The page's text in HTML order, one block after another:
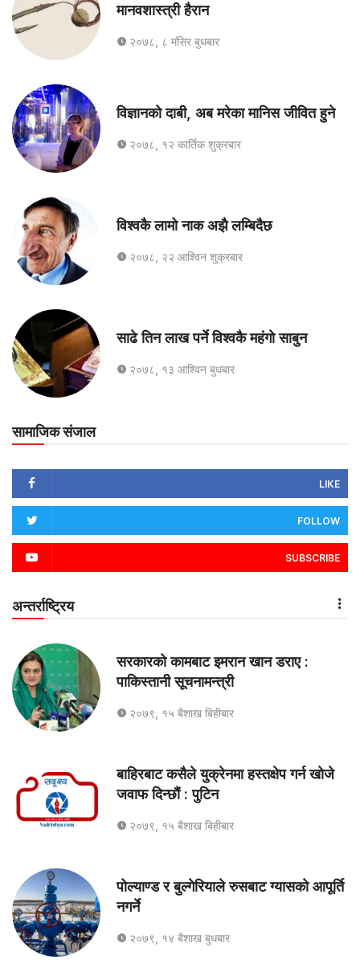
मानवशास्त्री हैरान
२०७८, ८ मंसिर बुधबार
विज्ञानको दाबी, अब मरेका मानिस जीवित हुने
२०७८, १२ कार्तिक शुक्रबार
विश्वकै लामो नाक अझै लम्बिदैछ
२०७८, २२ आश्विन शुक्रबार
साढे तिन लाख पर्ने विश्वकै महंगो साबुन
२०७८, १३ आश्विन बुधबार
सामाजिक संजाल
LIKE
FOLLOW
SUBSCRIBE
अन्तर्राष्ट्रिय
सरकारको कामबाट इमरान खान डराए :
पाकिस्तानी सूचनामन्त्री
२०७९, १५ बैशाख बिहीबार
बाहिरबाट कसैले युक्रेनमा हस्तक्षेप गर्न खोजे
जवाफ दिन्छौं : पुटिन
२०७९, १५ बैशाख बिहीबार
पोल्याण्ड र बुल्गेरियाले रुसबाट ग्यासको आपूर्ति
नगर्ने
२०७९, १४ बैशाख बुधबार